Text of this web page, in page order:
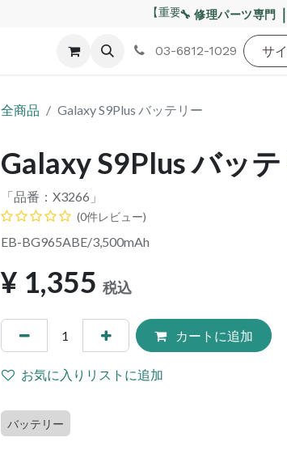
【重要】熊本地震・お盆期
🔧 修理パーツ専門 ｜
不良交換規定 ゲーム機 バッテリー 工具
03-6812-1029 サ
全商品 Galaxy S9Plus バッテリー
Galaxy S9Plus バッ
「品番： X3266 」
(0件レビュー)
EB-BG965ABE/3,500mAh
¥ 1,355 税込
カートに追加
お気に入りリストに追加
バッテリー